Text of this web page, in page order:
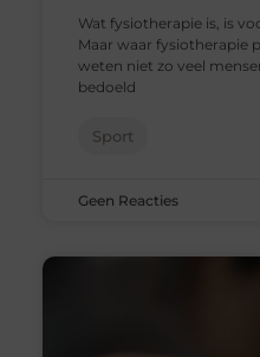
Wat fysiotherapie is, is
Maar waar fysiotherapie
weten niet zo veel
bedoeld
Sport
Geen Reacties